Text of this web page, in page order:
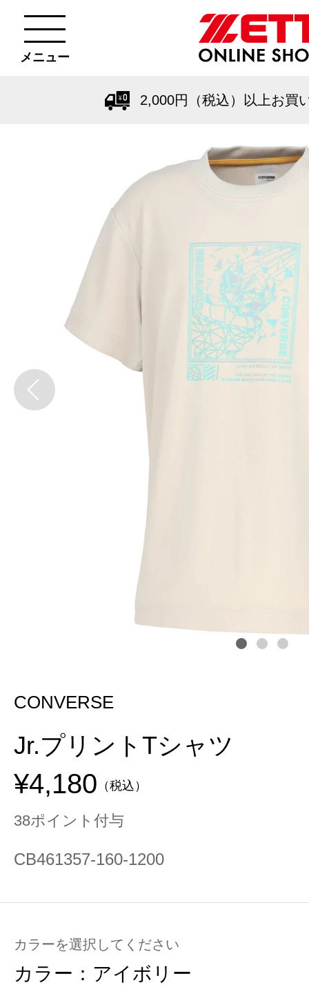
メニュー
2,000円（税込）以上お買
CONVERSE
Jr.プリントTシャツ
¥4,180 （税込）
38ポイント付与
CB461357-160-1200
カラーを選択してください
カラー： アイボリー